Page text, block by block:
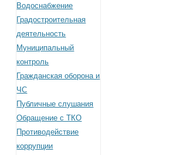
Водоснабжение
Градостроительная
деятельность
Муниципальный
контроль
Гражданская оборона и
ЧС
Публичные слушания
Обращение с ТКО
Противодействие
коррупции